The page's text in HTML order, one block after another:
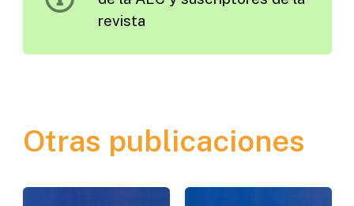
Innovador
cantidad
revista
Otras publicaciones